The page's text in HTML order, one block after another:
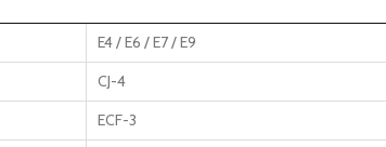
E4 / E6 / E7 / E9
CJ-4
ECF-3